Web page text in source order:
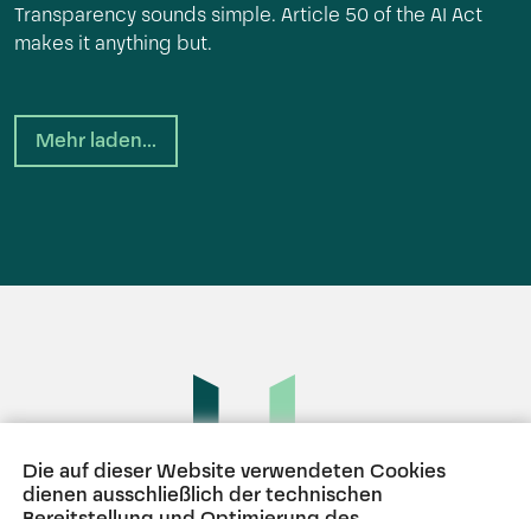
Transparency sounds simple. Article 50 of the AI Act
makes it anything but.
Mehr laden...
Die auf dieser Website verwendeten Cookies
dienen ausschließlich der technischen